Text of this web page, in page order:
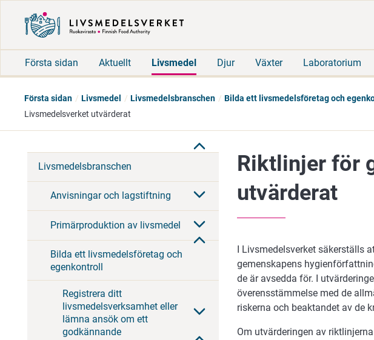
Första sidan Aktuellt Livsmedel Djur Växter Laboratorium
Första sidan Livsmedel Livsmedelsbranschen Bilda ett livsmedelsföretag och
Livsmedelsverket utvärderat
Livsmedelsbranschen
Anvisningar och lagstiftning
Primärproduktion av livsmedel
Bilda ett livsmedelsföretag och
egenkontroll
Registrera ditt
livsmedelsverksamhet eller
lämna ansök om ett
godkännande
Riktlinjer för
utvärderat
I Livsmedelsverket säkerställs
gemenskapens
de är avsedda för. I
överensstämmelse med de
riskerna och beaktandet av de
Om utvärderingen av